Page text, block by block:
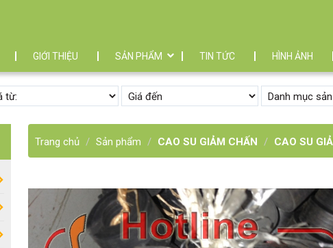
GIỚI THIỆU SẢN PHẨM TIN TỨC HÌNH ẢNH
Trang chủ Sản phẩm CAO SU GIẢM CHẤN CAO SU